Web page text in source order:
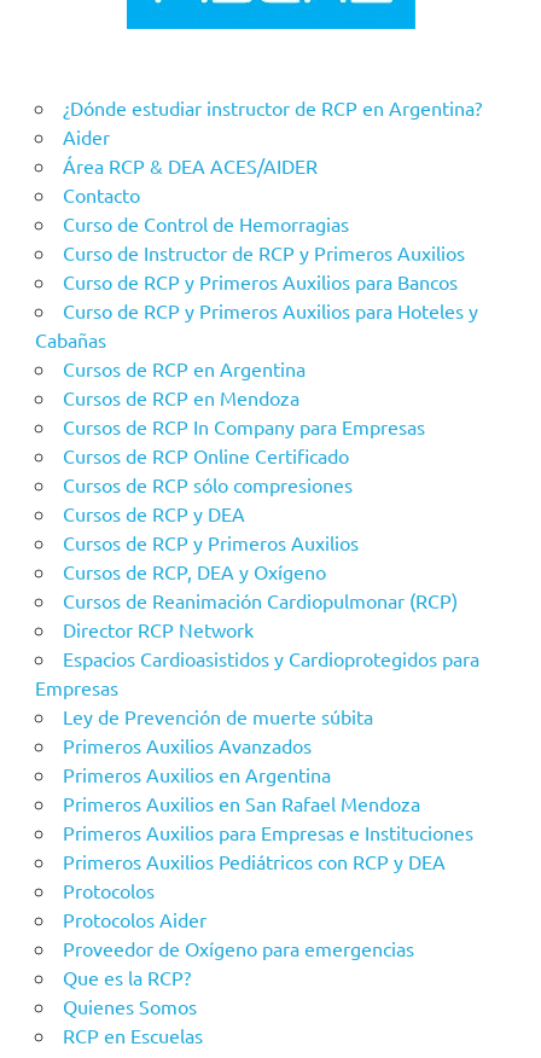
¿Dónde estudiar instructor de RCP en Argentina?
Aider
Área RCP & DEA ACES/AIDER
Contacto
Curso de Control de Hemorragias
Curso de Instructor de RCP y Primeros Auxilios
Curso de RCP y Primeros Auxilios para Bancos
Curso de RCP y Primeros Auxilios para Hoteles y
Cabañas
Cursos de RCP en Argentina
Cursos de RCP en Mendoza
Cursos de RCP In Company para Empresas
Cursos de RCP Online Certificado
Cursos de RCP sólo compresiones
Cursos de RCP y DEA
Cursos de RCP y Primeros Auxilios
Cursos de RCP, DEA y Oxígeno
Cursos de Reanimación Cardiopulmonar (RCP)
Director RCP Network
Espacios Cardioasistidos y Cardioprotegidos para
Empresas
Ley de Prevención de muerte súbita
Primeros Auxilios Avanzados
Primeros Auxilios en Argentina
Primeros Auxilios en San Rafael Mendoza
Primeros Auxilios para Empresas e Instituciones
Primeros Auxilios Pediátricos con RCP y DEA
Protocolos
Protocolos Aider
Proveedor de Oxígeno para emergencias
Que es la RCP?
Quienes Somos
RCP en Escuelas